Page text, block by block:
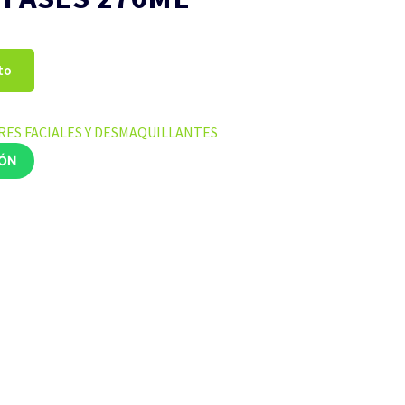
FACIALES Y DESMAQUILLANTES